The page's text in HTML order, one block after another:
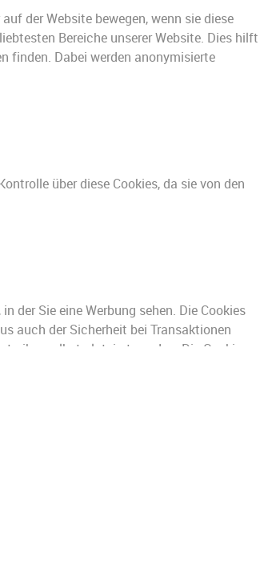
der Website bewegen, wenn sie diese
Bereiche unserer Website. Dies hilft
finden. Dabei werden anonymisierte
über diese Cookies, da sie von den
der Sie eine Werbung sehen. Die Cookies
auch der Sicherheit bei Transaktionen
selbst platziert werden. Die Cookies
Werbetreibenden, geteilt werden. Sie